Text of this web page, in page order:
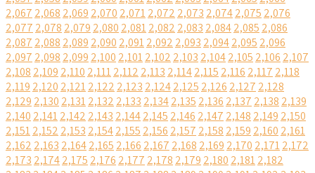
2,067 2,068 2,069 2,070 2,0712,072 2,073 2,0742,075 2,076
2,077 2,078 2,079 2,080 2,0812,082 2,083 2,0842,085 2,086
2,087 2,088 2,089 2,090 2,0912,092 2,093 2,0942,095 2,096
2,097 2,098 2,099 2,100 2,1012,102 2,103 2,1042,105 2,106 2,107
2,108 2,109 2,110 2,1112,112 2,113 2,1142,115 2,116 2,117 2,118
2,119 2,120 2,1212,122 2,123 2,1242,125 2,126 2,127 2,128
2,129 2,130 2,1312,132 2,133 2,1342,135 2,136 2,137 2,138 2,139
2,140 2,1412,142 2,143 2,1442,145 2,146 2,147 2,148 2,149 2,150
2,1512,152 2,153 2,1542,155 2,156 2,157 2,158 2,159 2,160 2,161
2,162 2,163 2,1642,165 2,166 2,167 2,168 2,169 2,170 2,1712,172
2,173 2,1742,175 2,176 2,177 2,178 2,179 2,180 2,1812,182